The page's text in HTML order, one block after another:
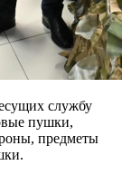
службу
пушки,
предметы